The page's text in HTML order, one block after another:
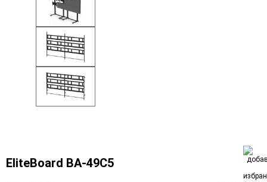
EliteBoard BA-49C5